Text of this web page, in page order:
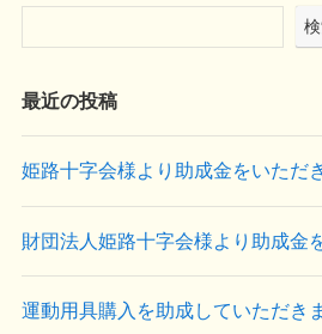
最近の投稿
姫路十字会様より助成金をいただ
財団法人姫路十字会様より助成金
運動用具購入を助成していただき